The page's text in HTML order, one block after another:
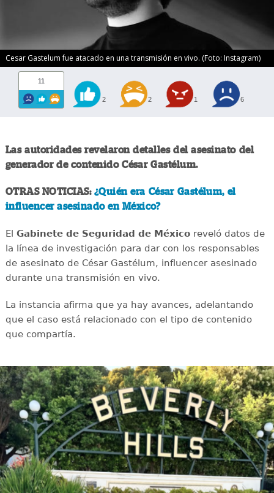
Cesar Gastelum fue atacado en una transmisión en vivo. (Foto: Instagram)
11
2 2 1 6
Las autoridades revelaron detalles del asesinato del
generador de contenido César Gastélum.
OTRAS NOTICIAS: ¿Quién era César Gastélum, el
influencer asesinado en México?
El Gabinete de Seguridad de Méxicoreveló datos de
la línea de investigación para dar con los responsables
de asesinato de César Gastélum, influencer asesinado
durante una transmisión en vivo.
La instancia afirma que ya hay avances, adelantando
que el caso está relacionado con el tipo de contenido
que compartía.